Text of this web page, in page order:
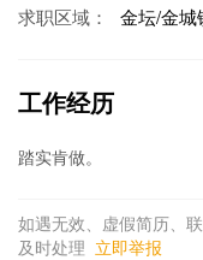
求职区域：
金坛/金城
工作经历
踏实肯做。
如遇无效、虚假简历、
及时处理 立即举报